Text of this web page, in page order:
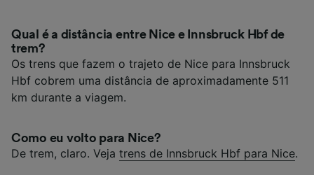
Qual é a distância entre Nice e Innsbruck Hbf de
trem?
Os trens que fazem o trajeto de Nice para Innsbruck
Hbf cobrem uma distância de aproximadamente 511
km durante a viagem.
Como eu volto para Nice?
De trem, claro. Veja trens de Innsbruck Hbf para Nice.